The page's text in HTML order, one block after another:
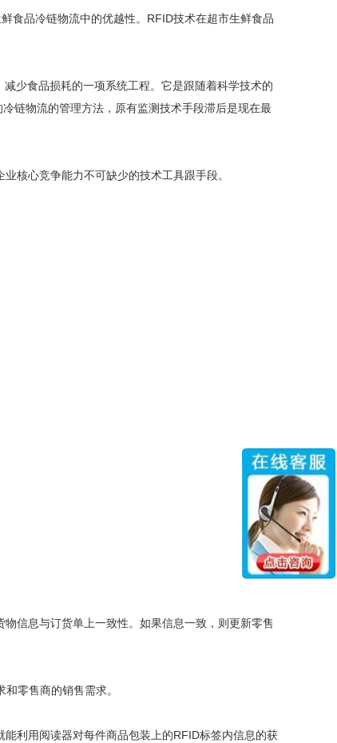
食品冷链物流中的优越性。RFID技术在超市生鲜食品
少食品损耗的一项系统工程。它是跟随着科学技术的
链物流的管理方法，原有监测技术手段滞后是现在最
核心竞争能力不可缺少的技术工具跟手段。
信息与订货单上一致性。如果信息一致，则更新零售
零售商的销售需求。
利用阅读器对每件商品包装上的RFID标签内信息的获